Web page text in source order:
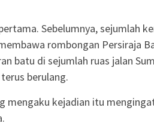
Sebelumnya, sejumlah
rombongan Persiraja
batu di sejumlah ruas jalan
berulang.
mengaku kejadian itu